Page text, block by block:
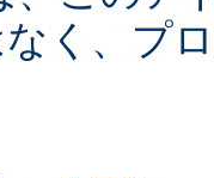
く、プ